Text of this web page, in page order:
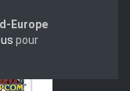
Europe
pour